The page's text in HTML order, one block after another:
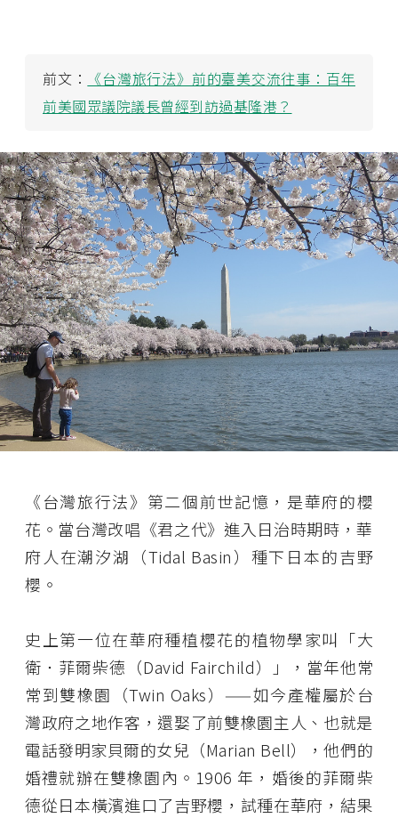
前文：
《台灣旅行法》前的臺美交流往事：百年
前美國眾議院議長曾經到訪過基隆港？
《台灣旅行法》第二個前世記憶，是華府的櫻
花。當台灣改唱《君之代》進入日治時期時，華
府人在潮汐湖（Tidal Basin）種下日本的吉野
櫻。
史上第一位在華府種植櫻花的植物學家叫「大
衛．菲爾柴德（David Fairchild）」，當年他常
常到雙橡園（Twin Oaks）——如今產權屬於台
灣政府之地作客，還娶了前雙橡園主人、也就是
電話發明家貝爾的女兒（Marian Bell），他們的
婚禮就辦在雙橡園內。1906 年，婚後的菲爾柴
德從日本橫濱進口了吉野櫻，試種在華府，結果